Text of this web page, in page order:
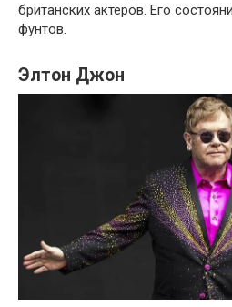
британских актеров. Его
фунтов.
Элтон Джон